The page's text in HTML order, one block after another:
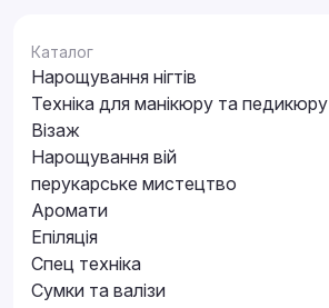
Каталог
Нарощування нігтів
Техніка для манікюру та педикюру
Візаж
Нарощування вій
перукарське мистецтво
Аромати
Епіляція
Спец техніка
Сумки та валізи